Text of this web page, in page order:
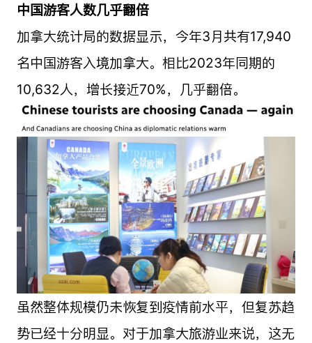
中国游客人数几乎翻倍
加拿大统计局的数据显示，今年3月共有17,940
名中国游客入境加拿大。相比2023年同期的
10,632人，增长接近70%，几乎翻倍。
虽然整体规模仍未恢复到疫情前水平，但复苏趋
势已经十分明显。对于加拿大旅游业来说，这无